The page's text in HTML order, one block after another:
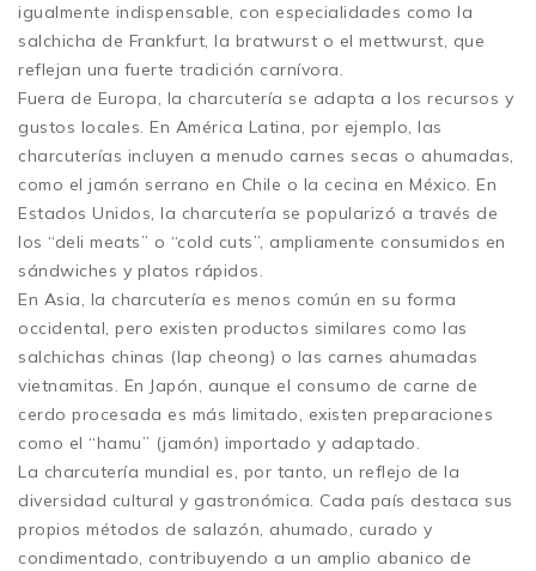
igualmente indispensable, con especialidades como la
salchicha de Frankfurt, la bratwurst o el mettwurst, que
reflejan una fuerte tradición carnívora.
Fuera de Europa, la charcutería se adapta a los recursos y
gustos locales. En América Latina, por ejemplo, las
charcuterías incluyen a menudo carnes secas o ahumadas,
como el jamón serrano en Chile o la cecina en México. En
Estados Unidos, la charcutería se popularizó a través de
los “deli meats” o “cold cuts”, ampliamente consumidos en
sándwiches y platos rápidos.
En Asia, la charcutería es menos común en su forma
occidental, pero existen productos similares como las
salchichas chinas (lap cheong) o las carnes ahumadas
vietnamitas. En Japón, aunque el consumo de carne de
cerdo procesada es más limitado, existen preparaciones
como el “hamu” (jamón) importado y adaptado.
La charcutería mundial es, por tanto, un reflejo de la
diversidad cultural y gastronómica. Cada país destaca sus
propios métodos de salazón, ahumado, curado y
condimentado, contribuyendo a un amplio abanico de